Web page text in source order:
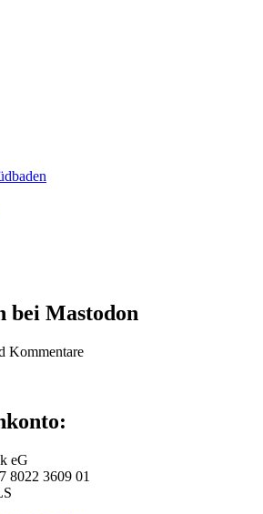
bei Mastodon
Kommentare
eG
8022 3609 01